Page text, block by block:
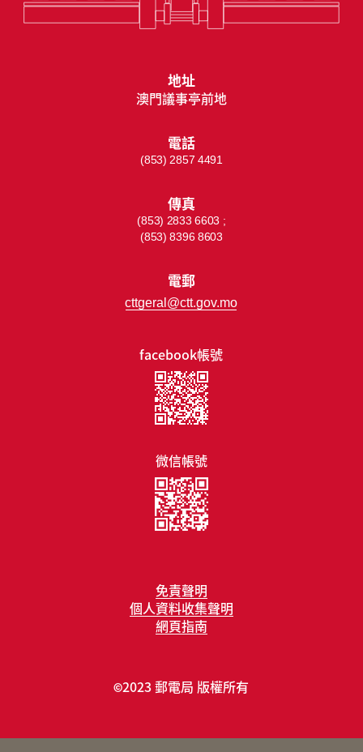
免責聲明
個人資料收集聲明
網頁指南
facebook帳號
微信帳號
地址
澳門議事亭前地
電話
(853) 2857 4491
傳真
(853) 2833 6603 ;
(853) 8396 8603
電郵
cttgeral@ctt.gov.mo
©2023 郵電局 版權所有